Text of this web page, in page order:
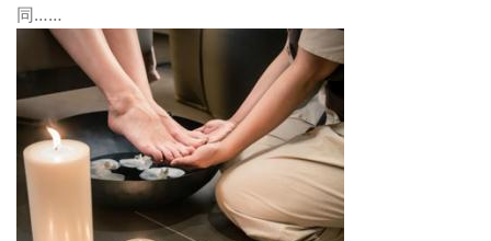
同……